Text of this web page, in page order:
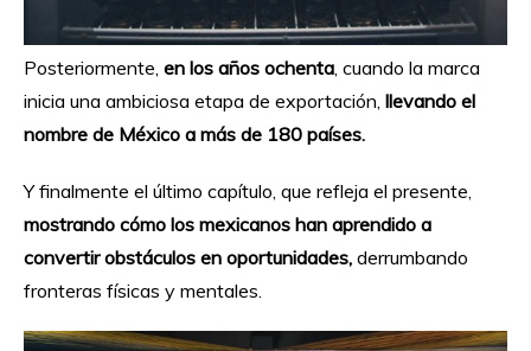
Posteriormente, en los años ochenta , cuando la marca
inicia una ambiciosa etapa de exportación, llevando el
nombre de México a más de 180 países.
Y finalmente el último capítulo, que refleja el presente,
mostrando cómo los mexicanos han aprendido a
convertir obstáculos en oportunidades, derrumbando
fronteras físicas y mentales.